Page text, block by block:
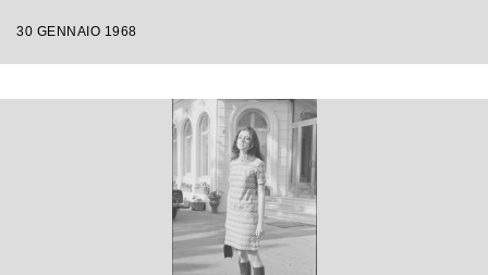
30 GENNAIO 1968